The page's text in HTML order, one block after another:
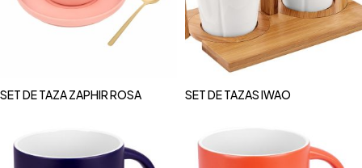
SET DE TAZA ZAPHIR ROSA SET DE TAZAS IWAO